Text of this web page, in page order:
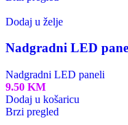
Dodaj u želje
Nadgradni LED
Nadgradni LED paneli
9.50 KM
Dodaj u košaricu
Brzi pregled